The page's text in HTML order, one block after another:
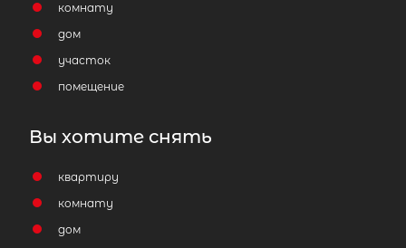
комнату
дом
участок
помещение
Вы хотите снять
квартиру
комнату
дом